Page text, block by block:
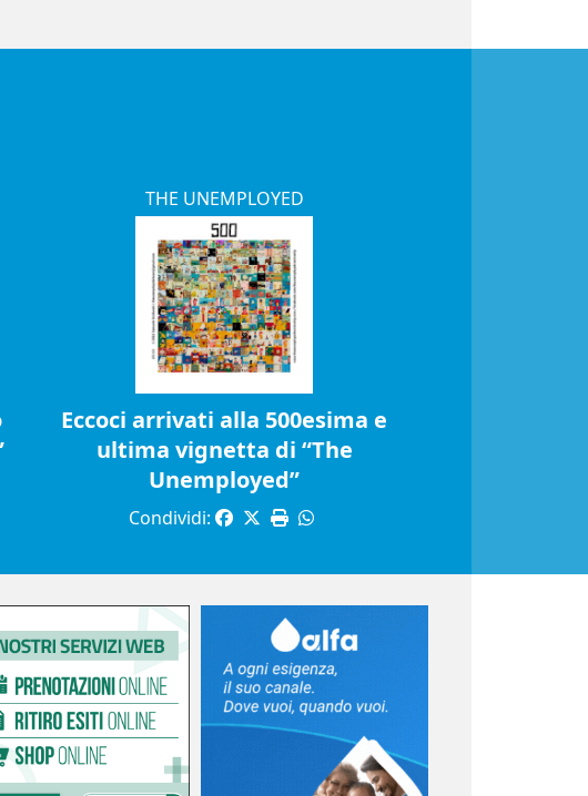
THE UNEMPLOYED
Eccoci arrivati alla 500esima e
ultima vignetta di “The
Unemployed”
Condividi: